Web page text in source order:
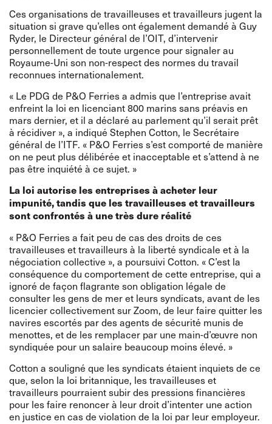
Ces organisations de travailleuses et travailleurs jugent la
situation si grave qu’elles ont également demandé à Guy
Ryder, le Directeur général de l’OIT, d’intervenir
personnellement de toute urgence pour signaler au
Royaume-Uni son non-respect des normes du travail
reconnues internationalement.
« Le PDG de P&O Ferries a admis que l’entreprise avait
enfreint la loi en licenciant 800 marins sans préavis en
mars dernier, et il a déclaré au parlement qu’il serait prêt
à récidiver », a indiqué Stephen Cotton, le Secrétaire
général de l’ITF. « P&O Ferries s’est comporté de manière
on ne peut plus délibérée et inacceptable et s’attend à ne
pas être inquiété à ce sujet. »
La loi autorise les entreprises à acheter leur
impunité, tandis que les travailleuses et travailleurs
sont confrontés à une très dure réalité
« P&O Ferries a fait peu de cas des droits de ces
travailleuses et travailleurs à la liberté syndicale et à la
négociation collective », a poursuivi Cotton. « C’est la
conséquence du comportement de cette entreprise, qui a
ignoré de façon flagrante son obligation légale de
consulter les gens de mer et leurs syndicats, avant de les
licencier collectivement sur Zoom, de leur faire quitter les
navires escortés par des agents de sécurité munis de
menottes, et de les remplacer par une main-d’œuvre non
syndiquée pour un salaire beaucoup moins élevé. »
Cotton a souligné que les syndicats étaient inquiets de ce
que, selon la loi britannique, les travailleuses et
travailleurs pourraient subir des pressions financières
pour les faire renoncer à leur droit d’intenter une action
en justice en cas de violation de la loi par leur employeur.